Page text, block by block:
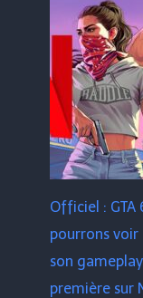
Officiel :
pourrons
son
première sur